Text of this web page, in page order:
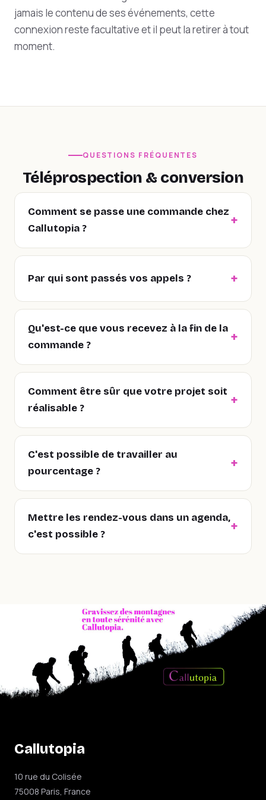
jamais le contenu de ses événements, cette
connexion reste facultative et il peut la retirer à tout
moment.
QUESTIONS FRÉQUENTES
Téléprospection & conversion
Comment se passe une commande chez
Callutopia ?
Par qui sont passés vos appels ?
Qu'est-ce que vous recevez à la fin de la
commande ?
Comment être sûr que votre projet soit
réalisable ?
C'est possible de travailler au
pourcentage ?
Mettre les rendez-vous dans un agenda,
c'est possible ?
Callutopia
10 rue du Colisée
75008 Paris, France